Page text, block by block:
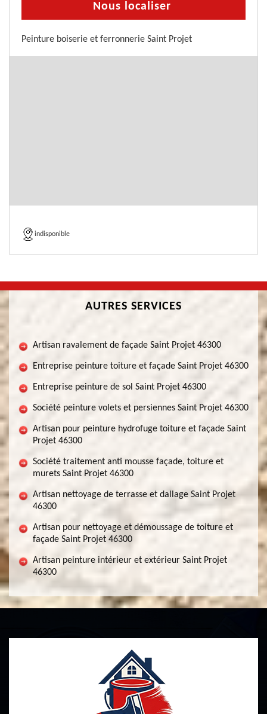
Nous localiser
Peinture boiserie et ferronnerie Saint Projet
indisponible
AUTRES SERVICES
Artisan ravalement de façade Saint Projet 46300
Entreprise peinture toiture et façade Saint Projet 46300
Entreprise peinture de sol Saint Projet 46300
Société peinture volets et persiennes Saint Projet 46300
Artisan pour peinture hydrofuge toiture et façade Saint
Projet 46300
Société traitement anti mousse façade, toiture et
murets Saint Projet 46300
Artisan nettoyage de terrasse et dallage Saint Projet
46300
Artisan pour nettoyage et démoussage de toiture et
façade Saint Projet 46300
Artisan peinture intérieur et extérieur Saint Projet
46300